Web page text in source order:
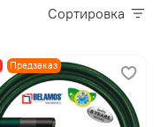
Сортировка
Предзаказ